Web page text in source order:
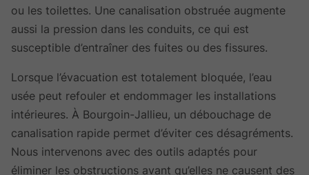
ou les toilettes. Une canalisation obstruée augmente
aussi la pression dans les conduits, ce qui est
susceptible d’entraîner des fuites ou des fissures.
Lorsque l’évacuation est totalement bloquée, l’eau
usée peut refouler et endommager les installations
intérieures. À Bourgoin-Jallieu, un débouchage de
canalisation rapide permet d’éviter ces désagréments.
Nous intervenons avec des outils adaptés pour
éliminer les obstructions avant qu’elles ne causent des